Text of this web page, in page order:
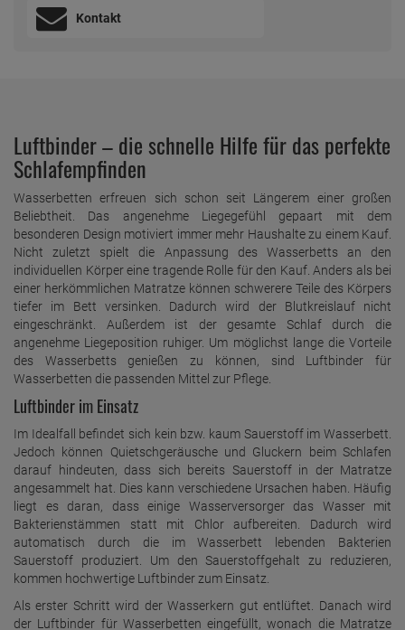
Kontakt
Luftbinder – die schnelle Hilfe für das perfekte
Schlafempfinden
Wasserbetten erfreuen sich schon seit Längerem einer großen
Beliebtheit. Das angenehme Liegegefühl gepaart mit dem
besonderen Design motiviert immer mehr Haushalte zu einem Kauf.
Nicht zuletzt spielt die Anpassung des Wasserbetts an den
individuellen Körper eine tragende Rolle für den Kauf. Anders als bei
einer herkömmlichen Matratze können schwerere Teile des Körpers
tiefer im Bett versinken. Dadurch wird der Blutkreislauf nicht
eingeschränkt. Außerdem ist der gesamte Schlaf durch die
angenehme Liegeposition ruhiger. Um möglichst lange die Vorteile
des Wasserbetts genießen zu können, sind Luftbinder für
Wasserbetten die passenden Mittel zur Pflege.
Luftbinder im Einsatz
Im Idealfall befindet sich kein bzw. kaum Sauerstoff im Wasserbett.
Jedoch können Quietschgeräusche und Gluckern beim Schlafen
darauf hindeuten, dass sich bereits Sauerstoff in der Matratze
angesammelt hat. Dies kann verschiedene Ursachen haben. Häufig
liegt es daran, dass einige Wasserversorger das Wasser mit
Bakterienstämmen statt mit Chlor aufbereiten. Dadurch wird
automatisch durch die im Wasserbett lebenden Bakterien
Sauerstoff produziert. Um den Sauerstoffgehalt zu reduzieren,
kommen hochwertige Luftbinder zum Einsatz.
Als erster Schritt wird der Wasserkern gut entlüftet. Danach wird
der Luftbinder für Wasserbetten eingefüllt, wonach die Matratze